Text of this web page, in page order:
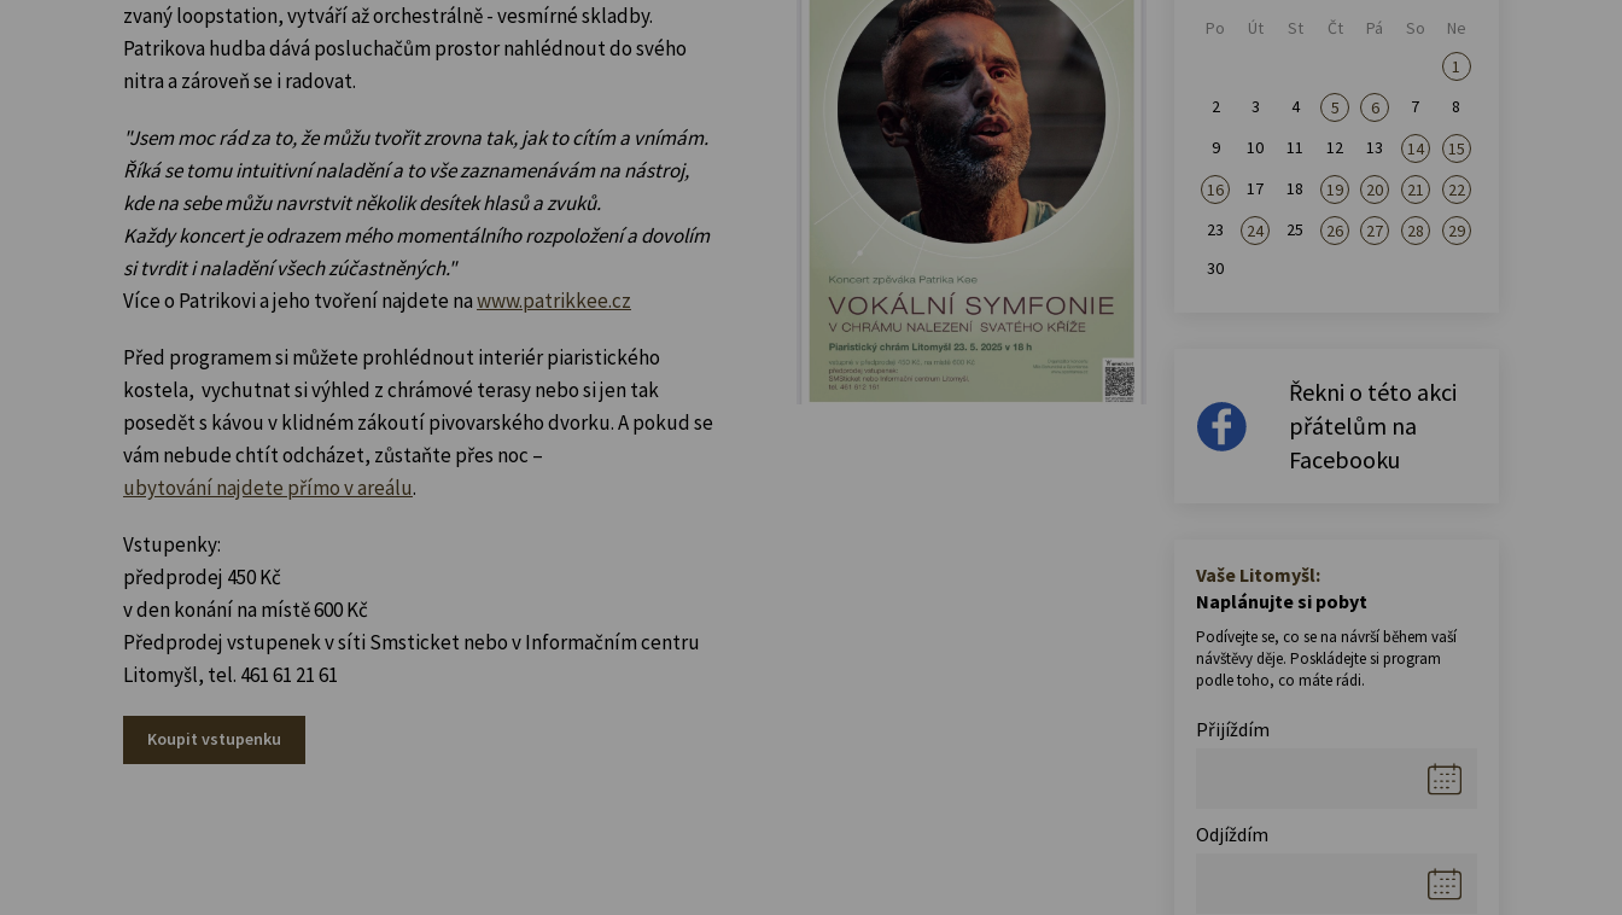
zvaný loopstation, vytváří až orchestrálně - vesmírné skladby.
Patrikova hudba dává posluchačům prostor nahlédnout do svého
nitra a zároveň se i radovat.
"Jsem moc rád za to, že můžu tvořit zrovna tak, jak to cítím a vnímám.
Říká se tomu intuitivní naladění a to vše zaznamenávám na nástroj,
kde na sebe můžu navrstvit několik desítek hlasů a zvuků.
Každy koncert je odrazem mého momentálního rozpoložení a dovolím
si tvrdit i naladění všech zúčastněných."
Více o Patrikovi a jeho tvoření najdete nawww.patrikkee.cz
Před programem si můžete prohlédnout interiér piaristického
kostela, vychutnat si výhled z chrámové terasy nebo si jen tak
posedět s kávou v klidném zákoutí pivovarského dvorku. A pokud se
vám nebude chtít odcházet, zůstaňte přes noc –
ubytování najdete přímo v areálu.
Vstupenky:
předprodej 450 Kč
v den konání na místě 600 Kč
Předprodej vstupenek v síti Smsticket nebo v Informačním centru
Litomyšl, tel. 461 61 21 61
Koupit vstupenku
Po Út St Čt Pá So
Ne
1
2
3 4 5 6 7
8
9
10 11 12 13 14
15
16
17 18 19 20 21
22
23
24 25 26 27 28
29
30
Řekni o této akci
přátelům na
Facebooku
Vaše Litomyšl:
Naplánujte si pobyt
Podívejte se, co se na návrší během vaší
návštěvy děje. Poskládejte si program
podle toho, co máte rádi.
Přijíždím
Odjíždím